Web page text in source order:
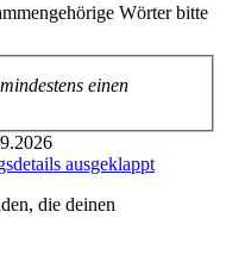
Wörter bitte
mindestens einen
ausgeklappt
die deinen